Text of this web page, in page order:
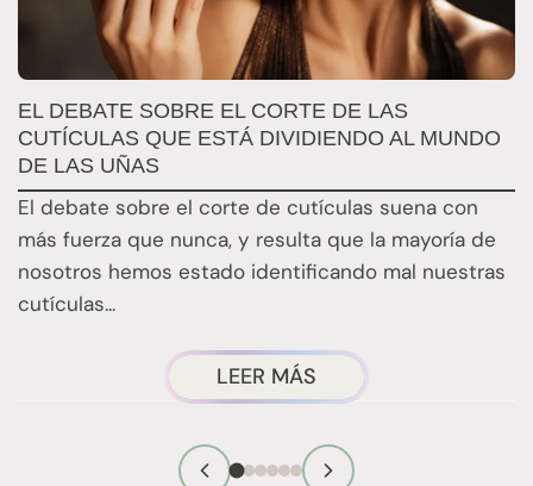
EL DEBATE SOBRE EL CORTE DE LAS
CUTÍCULAS QUE ESTÁ DIVIDIENDO AL MUNDO
DE LAS UÑAS
El debate sobre el corte de cutículas suena con
más fuerza que nunca, y resulta que la mayoría de
nosotros hemos estado identificando mal nuestras
cutículas...
LEER MÁS ACERCA
DEL
DEBATE
SOBRE